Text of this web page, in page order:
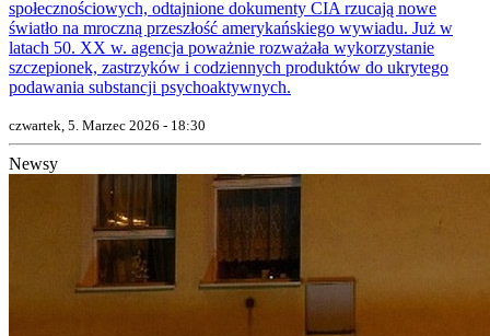
społecznościowych, odtajnione dokumenty CIA rzucają nowe
światło na mroczną przeszłość amerykańskiego wywiadu. Już w
latach 50. XX w. agencja poważnie rozważała wykorzystanie
szczepionek, zastrzyków i codziennych produktów do ukrytego
podawania substancji psychoaktywnych.
czwartek, 5. Marzec 2026 - 18:30
Newsy